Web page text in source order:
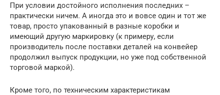
При условии достойного исполнения последних –
практически ничем. А иногда это и вовсе один и тот же
товар, просто упакованный в разные коробки и
имеющий другую маркировку (к примеру, если
производитель после поставки деталей на конвейер
продолжил выпуск продукции, но уже под собственной
торговой маркой).
Кроме того, по техническим характеристикам